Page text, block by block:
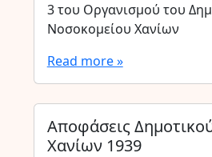
3 του Οργανισμού του
Νοσοκομείου Χανίων
Read more »
Αποφάσεις
Χανίων 1939